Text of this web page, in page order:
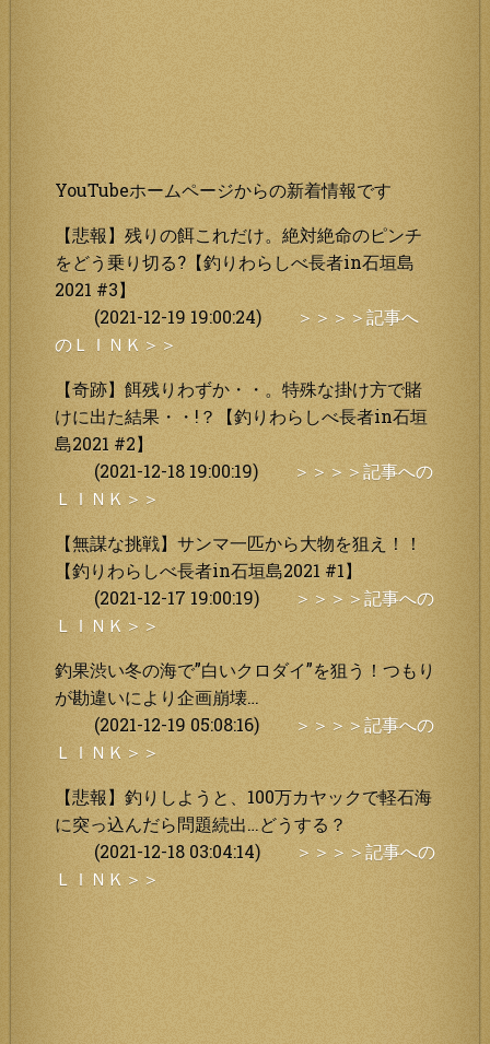
YouTubeホームページからの新着情報です
【悲報】残りの餌これだけ。絶対絶命のピンチ
をどう乗り切る?【釣りわらしべ長者in石垣島
2021 #3】
(2021-12-19 19:00:24)
＞＞＞＞記事へ
のＬＩＮＫ＞＞
【奇跡】餌残りわずか・・。特殊な掛け方で賭
けに出た結果・・!？【釣りわらしべ長者in石垣
島2021 #2】
(2021-12-18 19:00:19)
＞＞＞＞記事への
ＬＩＮＫ＞＞
【無謀な挑戦】サンマ一匹から大物を狙え！！
【釣りわらしべ長者in石垣島2021 #1】
(2021-12-17 19:00:19)
＞＞＞＞記事への
ＬＩＮＫ＞＞
釣果渋い冬の海で”白いクロダイ”を狙う！つもり
が勘違いにより企画崩壊…
(2021-12-19 05:08:16)
＞＞＞＞記事への
ＬＩＮＫ＞＞
【悲報】釣りしようと、100万カヤックで軽石海
に突っ込んだら問題続出…どうする？
(2021-12-18 03:04:14)
＞＞＞＞記事への
ＬＩＮＫ＞＞